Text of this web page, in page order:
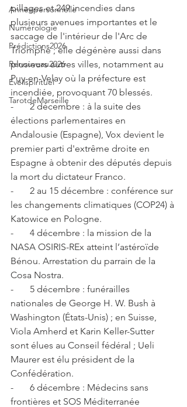
Annéepersonnelle
Numérologie
Prédictions2026
Renouveau2026
Eveilspirituel
TarotdeMarseille
pillages et 249 incendies dans
plusieurs avenues importantes et le
saccage de l'intérieur de l'Arc de
Triomphe ; elle dégénère aussi dans
plusieurs autres villes, notamment au
Puy-en-Velay où la préfecture est
incendiée, provoquant 70 blessés.
-       2 décembre : à la suite des
élections parlementaires en
Andalousie (Espagne), Vox devient le
premier parti d'extrême droite en
Espagne à obtenir des députés depuis
la mort du dictateur Franco.
-       2 au 15 décembre : conférence sur
les changements climatiques (COP24) à
Katowice en Pologne.
-       4 décembre : la mission de la
NASA OSIRIS-REx atteint l’astéroïde
Bénou. Arrestation du parrain de la
Cosa Nostra.
-       5 décembre : funérailles
nationales de George H. W. Bush à
Washington (États-Unis) ; en Suisse,
Viola Amherd et Karin Keller-Sutter
sont élues au Conseil fédéral ; Ueli
Maurer est élu président de la
Confédération.
-       6 décembre : Médecins sans
frontières et SOS Méditerranée